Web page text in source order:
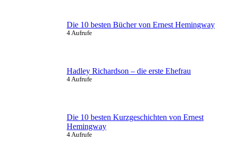
Die 10 besten Bücher von Ernest Hemingway
4 Aufrufe
Hadley Richardson – die erste Ehefrau
4 Aufrufe
Die 10 besten Kurzgeschichten von Ernest
Hemingway
4 Aufrufe